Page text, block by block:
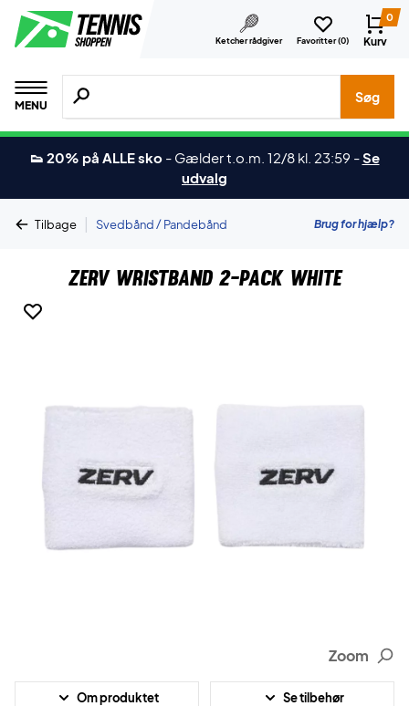
Ketcher rådgiver Favoritter (0)
0
Kurv
MENU
Søg efter produkter, mærker etc.
Søg
👟 20% på ALLE sko - Gælder t.o.m. 12/8 kl. 23:59 -Se
udvalg
Tilbage | Svedbånd / Pandebånd Brug for hjælp?
ZERV Wristband 2-Pack White
Zoom
Om produktet Se tilbehør